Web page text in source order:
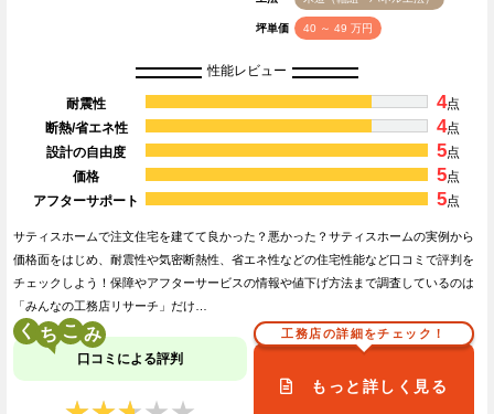
坪単価 40 ～ 49 万円
性能レビュー
耐震性 4点
断熱/省エネ性
4点
設計の自由度
5点
価格
5点
アフターサポート
5点
サティスホームで注文住宅を建てて良かった？悪かった？サティスホームの実例から
価格面をはじめ、耐震性や気密断熱性、省エネ性などの住宅性能など口コミで評判を
チェックしよう！保障やアフターサービスの情報や値下げ方法まで調査しているのは
「みんなの工務店リサーチ」だけ…
く こ
口コミによる評判
工務店の詳細をチェック！
もっと詳しく見る